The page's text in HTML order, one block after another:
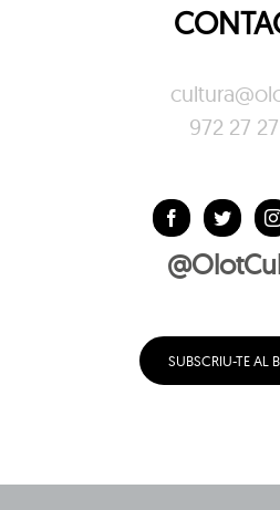
972 27
SUBSCRIU-TE AL